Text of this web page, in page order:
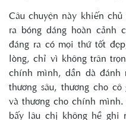
Câu chuyện này khiến
ra bóng dáng hoàn cảnh
đáng ra có mọi thứ tốt
lòng, chỉ vì không trân
chính mình, dần dà đánh
thương sâu, thương cho
và thương cho chính
bấy lâu chị không hề ghi